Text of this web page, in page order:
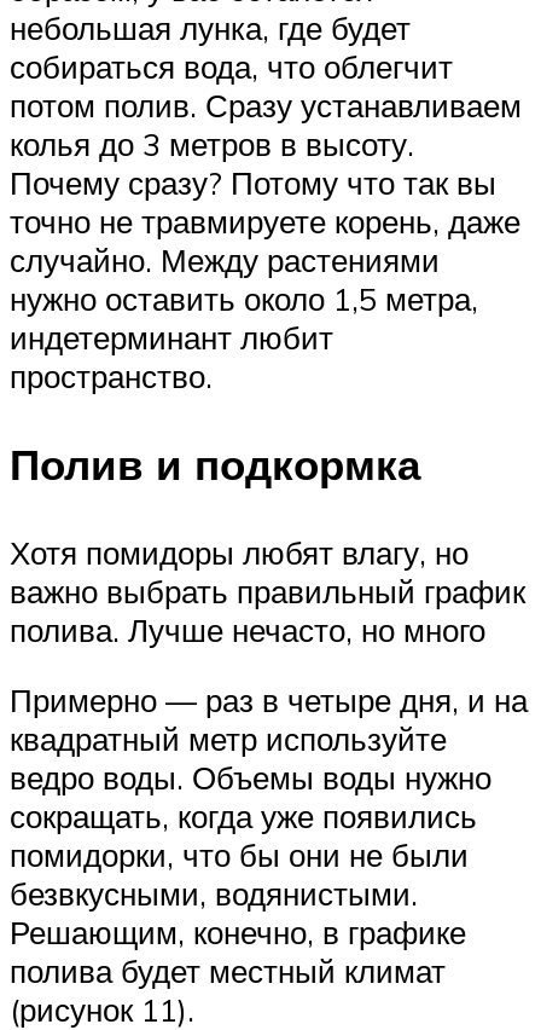
небольшая лунка, где будет
собираться вода, что облегчит
потом полив. Сразу устанавливаем
колья до 3 метров в высоту.
Почему сразу? Потому что так вы
точно не травмируете корень, даже
случайно. Между растениями
нужно оставить около 1,5 метра,
индетерминант любит
пространство.
Полив и подкормка
Хотя помидоры любят влагу, но
важно выбрать правильный график
полива. Лучше нечасто, но много
Примерно — раз в четыре дня, и на
квадратный метр используйте
ведро воды. Объемы воды нужно
сокращать, когда уже появились
помидорки, что бы они не были
безвкусными, водянистыми.
Решающим, конечно, в графике
полива будет местный климат
(рисунок 11).